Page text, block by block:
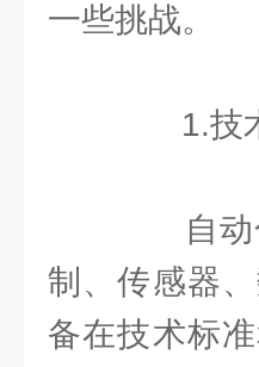
一些挑战。
1.技术
自动化
制、传感器
备在技术标